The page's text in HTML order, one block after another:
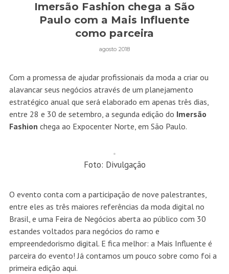
Imersão Fashion chega a São
Paulo com a Mais Influente
como parceira
agosto 2018
Com a promessa de ajudar profissionais da moda a criar ou
alavancar seus negócios através de um planejamento
estratégico anual que será elaborado em apenas três dias,
entre 28 e 30 de setembro, a segunda edição do Imersão
Fashion chega ao Expocenter Norte, em São Paulo.
Foto: Divulgação
O evento conta com a participação de nove palestrantes,
entre eles as três maiores referências da moda digital no
Brasil, e uma Feira de Negócios aberta ao público com 30
estandes voltados para negócios do ramo e
empreendedorismo digital. E fica melhor: a Mais Influente é
parceira do evento! Já contamos um pouco sobre como foi a
primeira edição aqui.